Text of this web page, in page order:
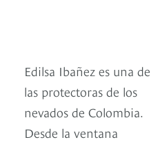
Edilsa Ibañez es una de
las protectoras de los
nevados de Colombia.
Desde la ventana